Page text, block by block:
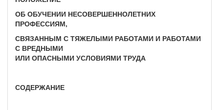
ОБ ОБУЧЕНИИ НЕСОВЕРШЕННОЛЕТНИХ
ПРОФЕССИЯМ,
СВЯЗАННЫМ С ТЯЖЕЛЫМИ РАБОТАМИ И РАБОТАМИ
С ВРЕДНЫМИ
ИЛИ ОПАСНЫМИ УСЛОВИЯМИ ТРУДА
СОДЕРЖАНИЕ